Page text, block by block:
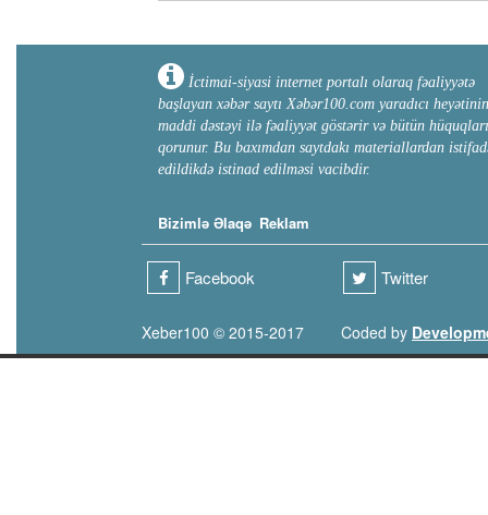
İctimai-siyasi internet portalı olaraq fəaliyyətə
başlayan xəbər saytı Xəbər100.com yaradıcı heyətinin
maddi dəstəyi ilə fəaliyyət göstərir və bütün hüquqları
qorunur. Bu baxımdan saytdakı materiallardan
edildikdə istinad edilməsi vacibdir.
Bizimlə Əlaqə Reklam
Facebook Twitter
Xeber100 © 2015-2017 Coded by